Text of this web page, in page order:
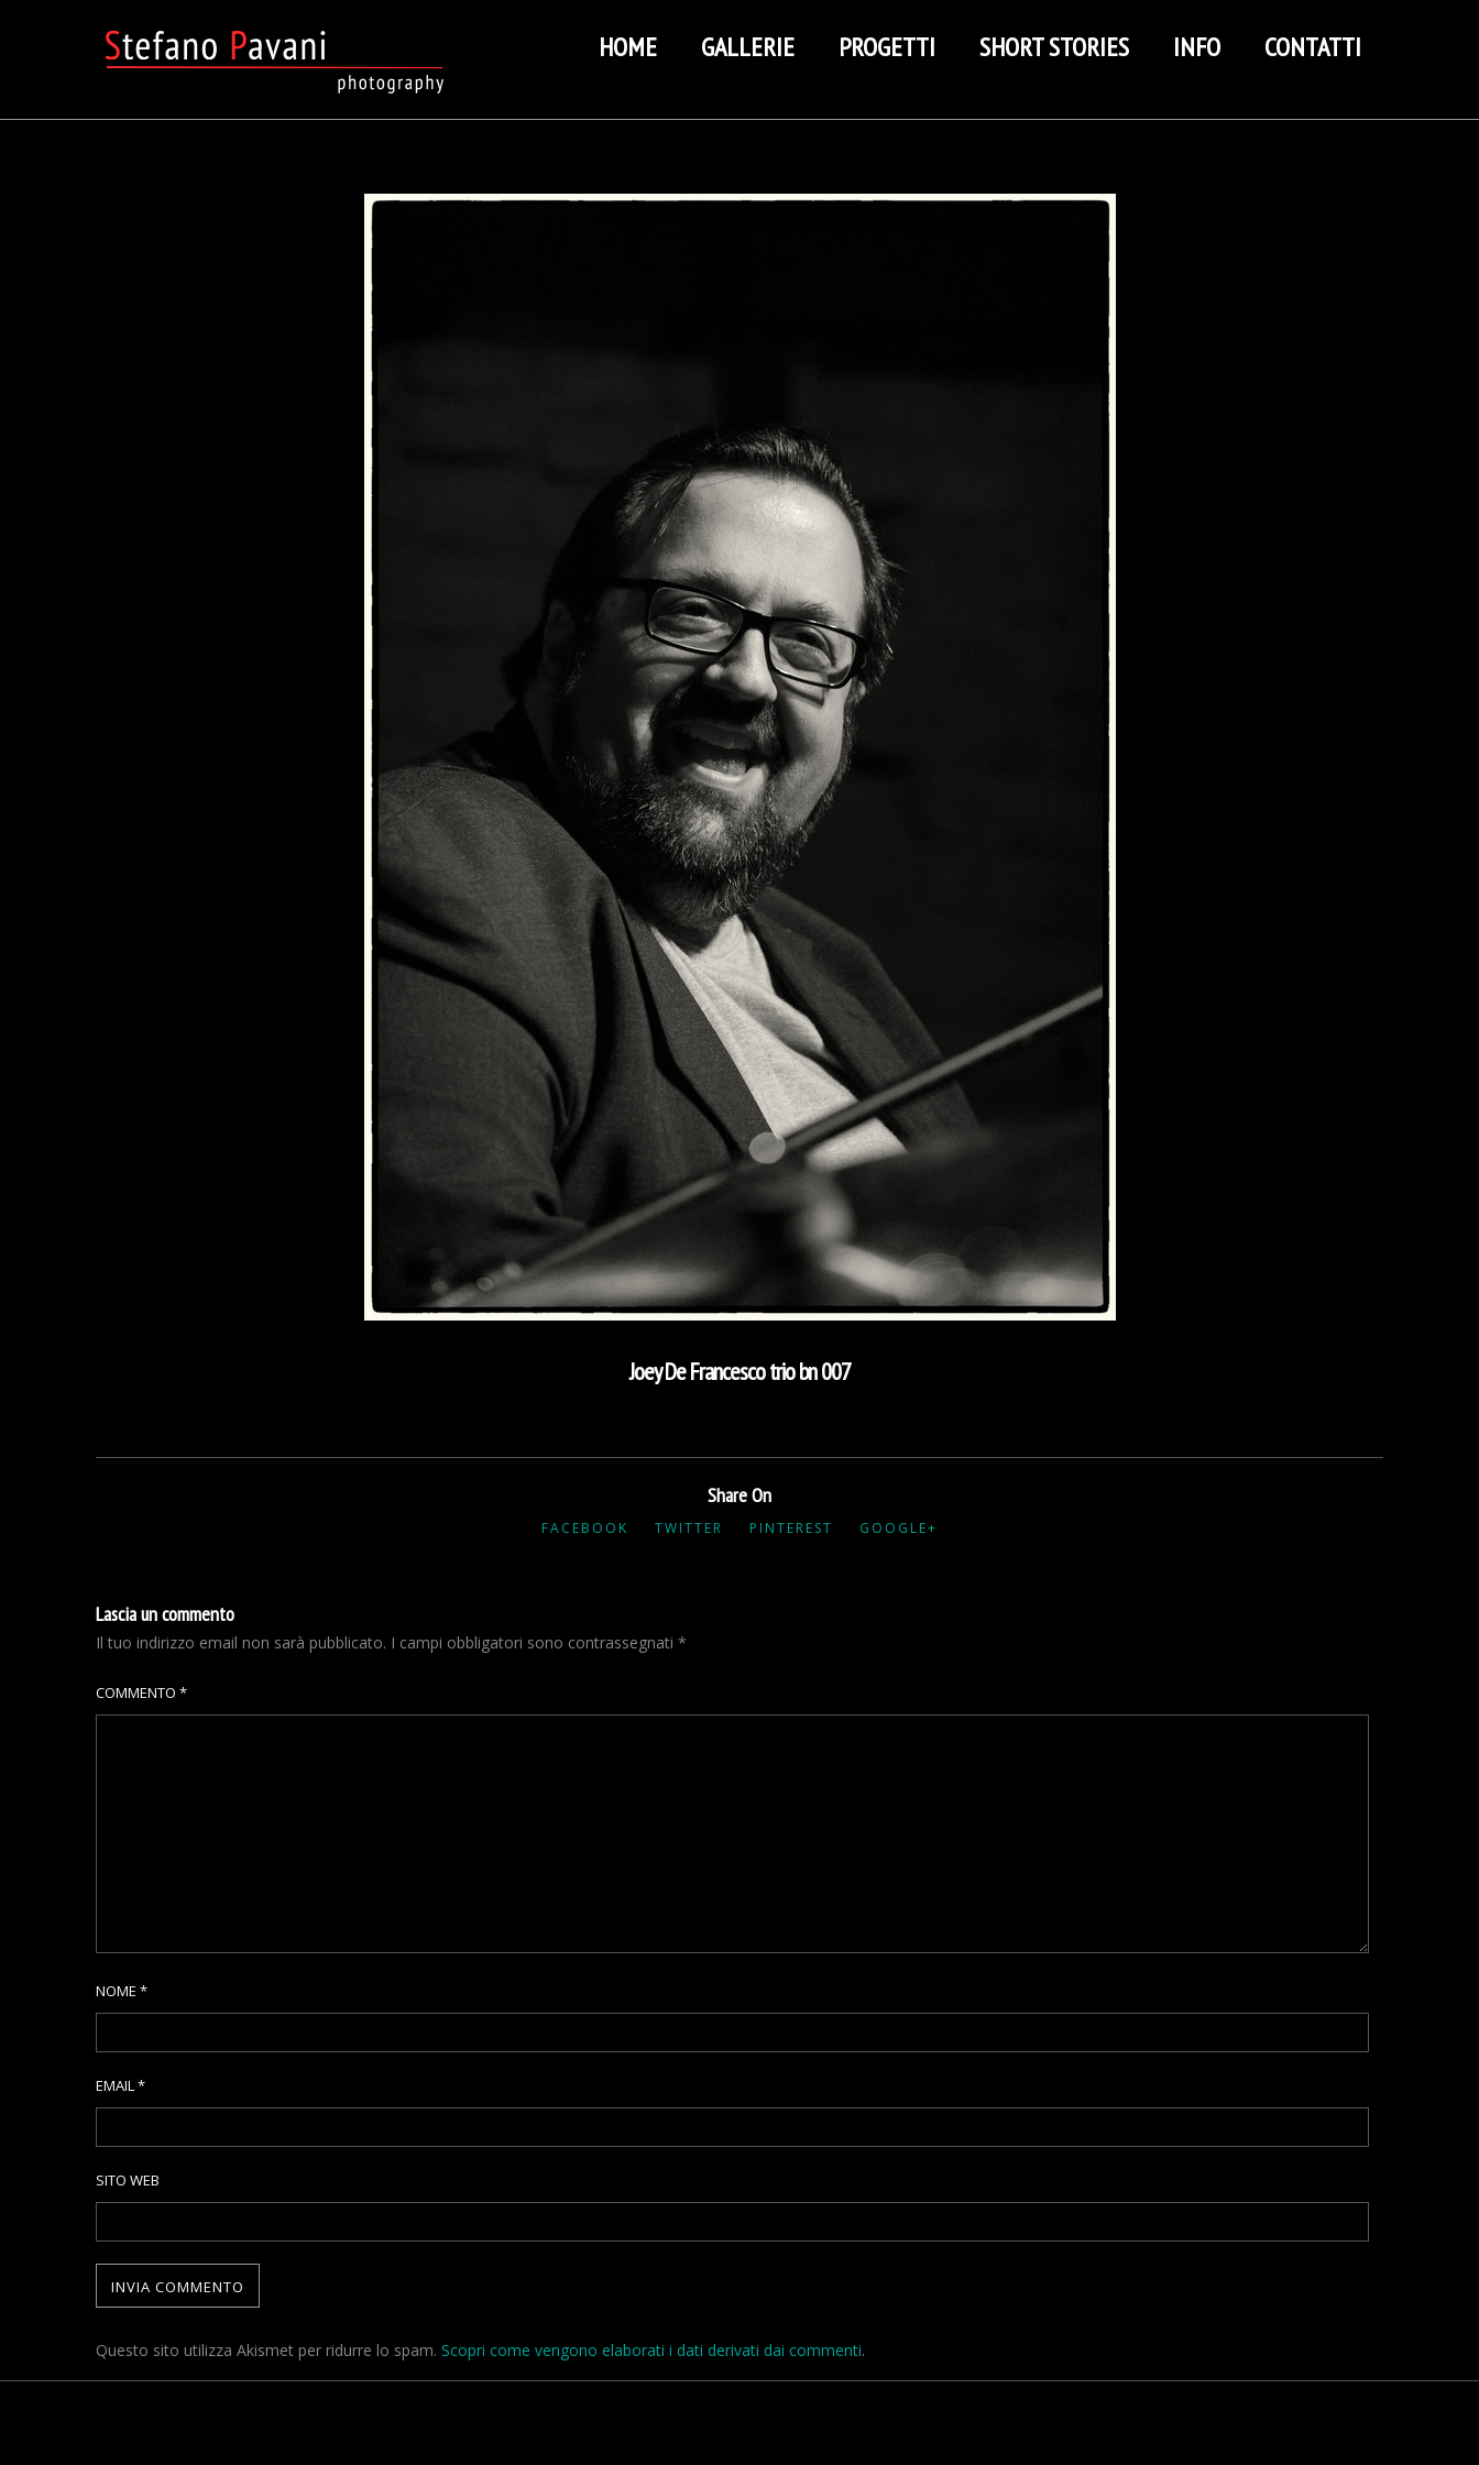
HOME GALLERIE PROGETTI SHORT STORIES INFO CONTATTI
Joey De Francesco trio bn 007
Share On
FACEBOOK TWITTER PINTEREST GOOGLE+
Lascia un commento
Il tuo indirizzo email non sarà pubblicato. I campi obbligatori sono contrassegnati *
COMMENTO *
NOME *
EMAIL*
SITO WEB
Questo sito utilizza Akismet per ridurre lo spam. Scopri come vengono elaborati i dati derivati dai commenti.